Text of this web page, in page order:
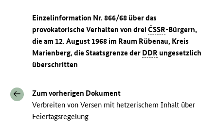
Einzelinformation Nr. 866/68 über das
provokatorische Verhalten von dreiČSSR-Bürgern,
die am 12. August 1968 im Raum Rübenau, Kreis
Marienberg, die Staatsgrenze der DDR ungesetzlich
überschritten
Zum vorherigen Dokument
Verbreiten von Versen mit hetzerischem Inhalt über
Feiertagsregelung